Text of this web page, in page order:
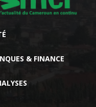
& FINANCE